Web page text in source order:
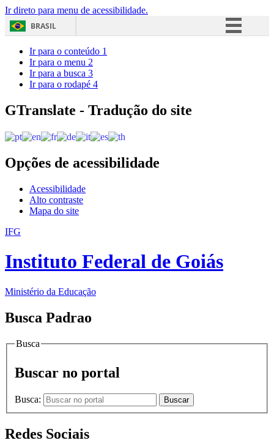
Ir direto para menu de acessibilidade.
BRASIL
Acesso à informação
Ir para o conteúdo 1
Ir para o menu 2
Ir para a busca 3
Ir para o rodapé 4
GTranslate - Tradução do site
Opções de acessibilidade
Acessibilidade
Alto contraste
Mapa do site
IFG
Instituto Federal de Goiás
Ministério da Educação
Busca Padrao
Busca
Buscar no portal
Busca: Buscar
Redes Sociais